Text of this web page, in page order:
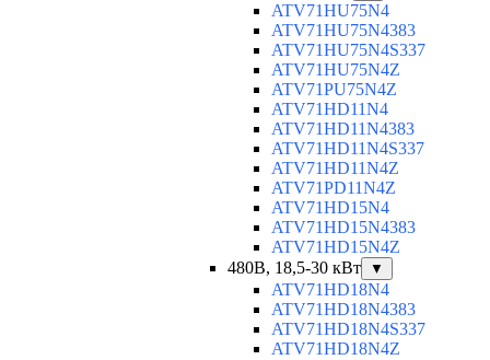
ATV71HU75N4
ATV71HU75N4383
ATV71HU75N4S337
ATV71HU75N4Z
ATV71PU75N4Z
ATV71HD11N4
ATV71HD11N4383
ATV71HD11N4S337
ATV71HD11N4Z
ATV71PD11N4Z
ATV71HD15N4
ATV71HD15N4383
ATV71HD15N4Z
480В, 18,5-30 кВт
▼
ATV71HD18N4
ATV71HD18N4383
ATV71HD18N4S337
ATV71HD18N4Z